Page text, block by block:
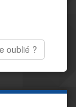
oublié ?